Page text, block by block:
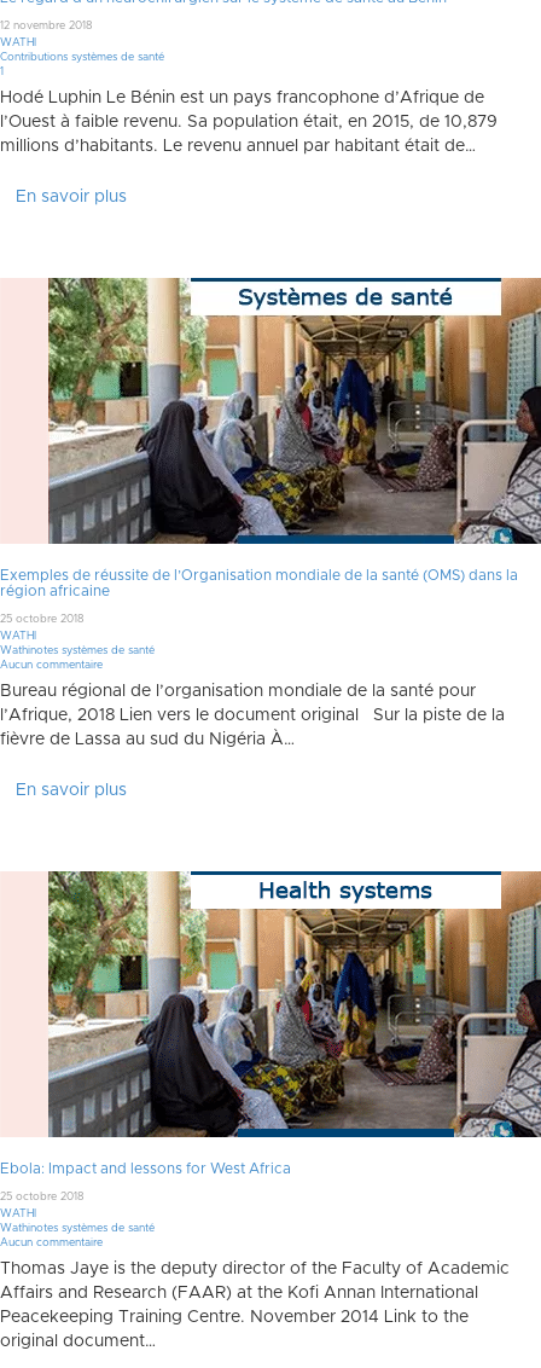
12 novembre 2018
WATHI
Contributions systèmes de santé
1
Hodé Luphin Le Bénin est un pays francophone d’Afrique de
l’Ouest à faible revenu. Sa population était, en 2015, de 10,879
millions d’habitants. Le revenu annuel par habitant était de…
En savoir plus
Exemples de réussite de l’Organisation mondiale de la santé (OMS) dans la
région africaine
25 octobre 2018
WATHI
Wathinotes systèmes de santé
Aucun commentaire
Bureau régional de l’organisation mondiale de la santé pour
l’Afrique, 2018 Lien vers le document original Sur la piste de la
fièvre de Lassa au sud du Nigéria À…
En savoir plus
Ebola: Impact and lessons for West Africa
25 octobre 2018
WATHI
Wathinotes systèmes de santé
Aucun commentaire
Thomas Jaye is the deputy director of the Faculty of Academic
Affairs and Research (FAAR) at the Kofi Annan International
Peacekeeping Training Centre. November 2014 Link to the
original document…